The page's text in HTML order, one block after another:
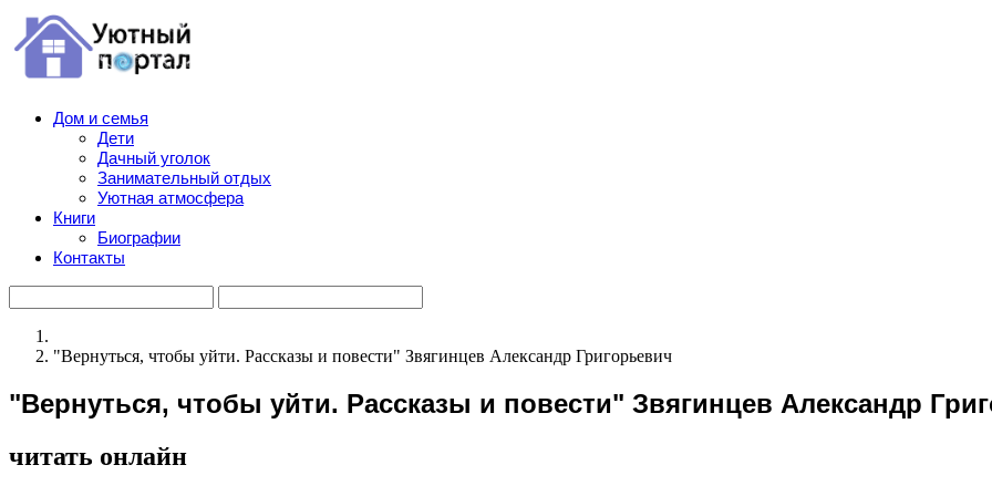
Дом и семья
Дети
Дачный уголок
Занимательный отдых
Уютная атмосфера
Книги
Биографии
Контакты
"Вернуться, чтобы уйти. Рассказы и повести" Звягинцев Александр Григорьевич
"Вернуться, чтобы уйти. Рассказы и повести" Звягинцев Александр
читать онлайн